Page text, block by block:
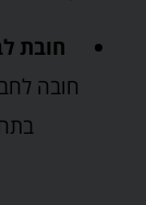
חובת
חובה